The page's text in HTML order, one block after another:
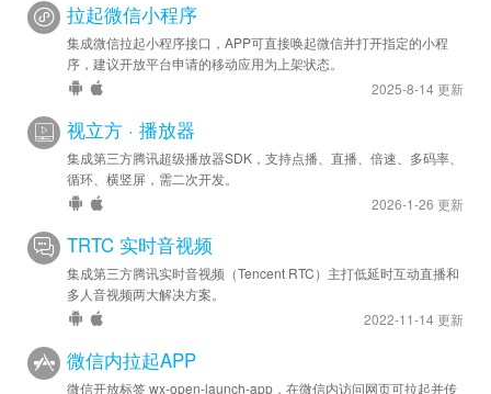
拉起微信小程序
集成微信拉起小程序接口，APP可直接唤起微信并打开指定的小程
序，建议开放平台申请的移动应用为上架状态。
2025-8-14 更新
视立方 · 播放器
集成第三方腾讯超级播放器SDK，支持点播、直播、倍速、多码率、
循环、横竖屏，需二次开发。
2026-1-26 更新
TRTC 实时音视频
集成第三方腾讯实时音视频（Tencent RTC）主打低延时互动直播和
多人音视频两大解决方案。
2022-11-14 更新
微信内拉起APP
微信开放标签 wx-open-launch-app，在微信内访问网页可拉起并传